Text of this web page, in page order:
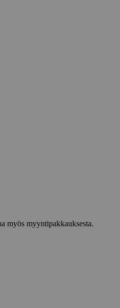
myös myyntipakkauksesta.